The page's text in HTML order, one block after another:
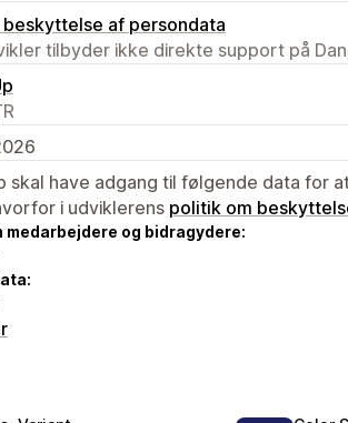
af persondata
tilbyder ikke direkte support på
skal have adgang til følgende data for
i udviklerens politik om
medarbejdere og bidragydere: